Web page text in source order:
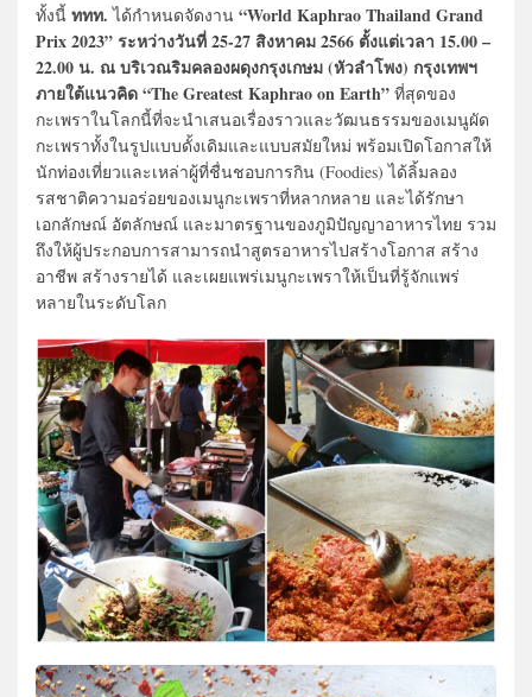
ทั้งนี้ ททท. ได้กำหนดจัดงาน “World Kaphrao Thailand Grand
Prix 2023” ระหว่างวันที่ 25-27 สิงหาคม 2566 ตั้งแต่เวลา 15.00 –
22.00 น. ณ บริเวณริมคลองผดุงกรุงเกษม (หัวลำโพง) กรุงเทพฯ
ภายใต้แนวคิด “The Greatest Kaphrao on Earth” ที่สุดของ
กะเพราในโลกนี้ที่จะนำเสนอเรื่องราวและวัฒนธรรมของเมนูผัด
กะเพราทั้งในรูปแบบดั้งเดิมและแบบสมัยใหม่ พร้อมเปิดโอกาสให้
นักท่องเที่ยวและเหล่าผู้ที่ชื่นชอบการกิน (Foodies) ได้ลิ้มลอง
รสชาติความอร่อยของเมนูกะเพราที่หลากหลาย และได้รักษา
เอกลักษณ์ อัตลักษณ์ และมาตรฐานของภูมิปัญญาอาหารไทย รวม
ถึงให้ผู้ประกอบการสามารถนำสูตรอาหารไปสร้างโอกาส สร้าง
อาชีพ สร้างรายได้ และเผยแพร่เมนูกะเพราให้เป็นที่รู้จักแพร่
หลายในระดับโลก